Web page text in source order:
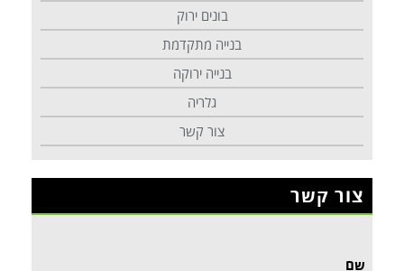
בונים ירוק
בנייה מתקדמת
בנייה ירוקה
גלריה
צור קשר
צור קשר
שם